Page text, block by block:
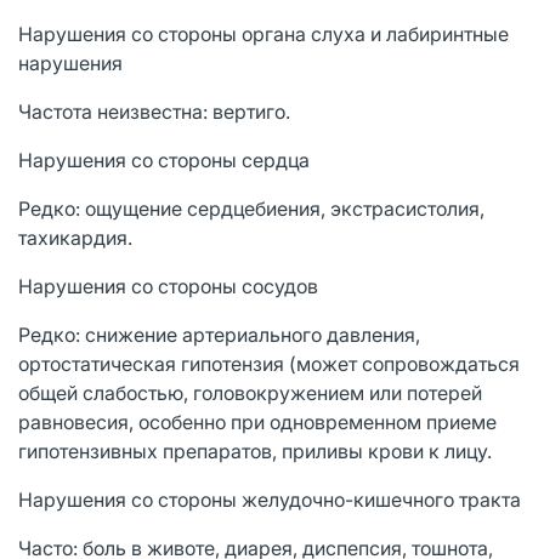
Нарушения со стороны органа слуха и лабиринтные
нарушения
Частота неизвестна: вертиго.
Нарушения со стороны сердца
Редко: ощущение сердцебиения, экстрасистолия,
тахикардия.
Нарушения со стороны сосудов
Редко: снижение артериального давления,
ортостатическая гипотензия (может сопровождаться
общей слабостью, головокружением или потерей
равновесия, особенно при одновременном приеме
гипотензивных препаратов, приливы крови к лицу.
Нарушения со стороны желудочно-кишечного тракта
Часто: боль в животе, диарея, диспепсия, тошнота,